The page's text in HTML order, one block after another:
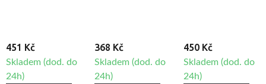
451 Kč
Skladem (dod. do
24h)
368 Kč
Skladem (dod. do
24h)
450 Kč
Skladem (dod. do
24h)